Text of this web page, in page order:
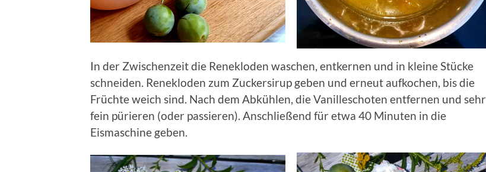
In der Zwischenzeit die Renekloden waschen, entkernen und in kleine Stücke
schneiden. Renekloden zum Zuckersirup geben und erneut aufkochen, bis die
Früchte weich sind. Nach dem Abkühlen, die Vanilleschoten entfernen und sehr
fein pürieren (oder passieren). Anschließend für etwa 40 Minuten in die
Eismaschine geben.